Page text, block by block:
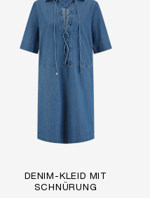
DENIM-KLEID MIT
SCHNÜRUNG